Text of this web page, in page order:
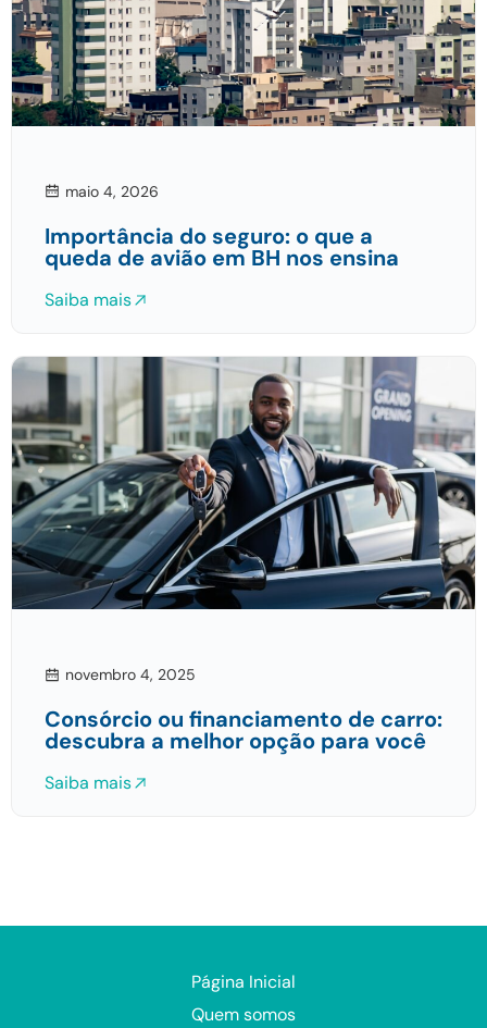
maio 4, 2026
Importância do seguro: o que a
queda de avião em BH nos ensina
Saiba mais
novembro 4, 2025
Consórcio ou financiamento de carro:
descubra a melhor opção para você
Saiba mais
Página Inicial
Quem somos